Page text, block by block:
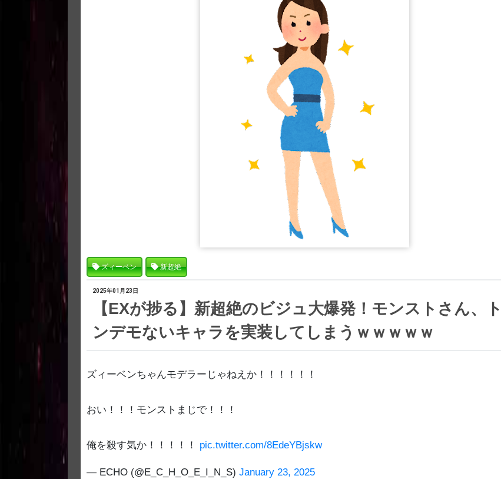
ズィーベン 新超絶
2025年01月23日
【EXが捗る】新超絶のビジュ大爆発！モンストさん、ト
ンデモないキャラを実装してしまうｗｗｗｗｗ
ズィーベンちゃんモデラーじゃねえか！！！！！！
おい！！！モンストまじで！！！
俺を殺す気か！！！！！ pic.twitter.com/8EdeYBjskw
— ECHO (@E_C_H_O_E_I_N_S) January 23, 2025